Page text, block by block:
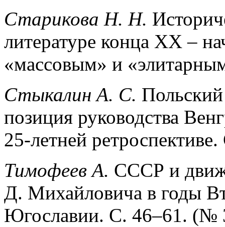
Старикова Н. Н.
литературе конца ХХ –
«массовым» и
Стыкалин А. С.
позиция руководства
25-летней
Тимофеев А. СССР и
Д. Михайловича в годы
Югославии. С. 46–61. (№